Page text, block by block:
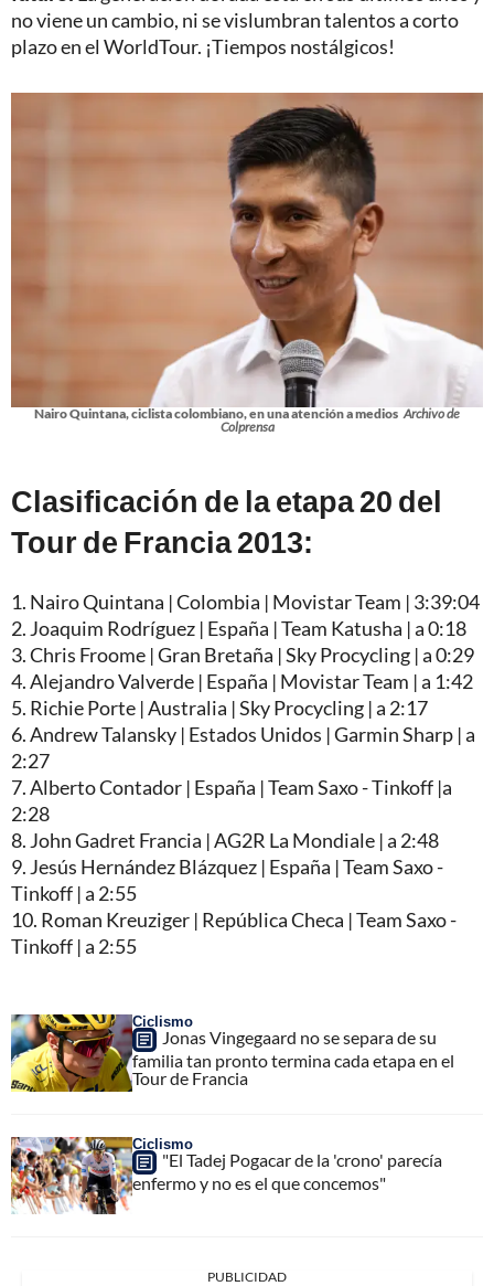
no viene un cambio, ni se vislumbran talentos a corto
plazo en el WorldTour. ¡Tiempos nostálgicos!
Nairo Quintana, ciclista colombiano, en una atención a medios Archivo de
Colprensa
Clasificación de la etapa 20 del
Tour de Francia 2013:
1. Nairo Quintana | Colombia | Movistar Team | 3:39:04
2. Joaquim Rodríguez | España | Team Katusha | a 0:18
3. Chris Froome | Gran Bretaña | Sky Procycling | a 0:29
4. Alejandro Valverde | España | Movistar Team | a 1:42
5. Richie Porte | Australia | Sky Procycling | a 2:17
6. Andrew Talansky | Estados Unidos | Garmin Sharp | a
2:27
7. Alberto Contador | España | Team Saxo - Tinkoff |a
2:28
8. John Gadret Francia | AG2R La Mondiale | a 2:48
9. Jesús Hernández Blázquez | España | Team Saxo -
Tinkoff | a 2:55
10. Roman Kreuziger | República Checa | Team Saxo -
Tinkoff | a 2:55
Ciclismo
Jonas Vingegaard no se separa de su
familia tan pronto termina cada etapa en el
Tour de Francia
Ciclismo
"El Tadej Pogacar de la 'crono' parecía
enfermo y no es el que concemos"
PUBLICIDAD